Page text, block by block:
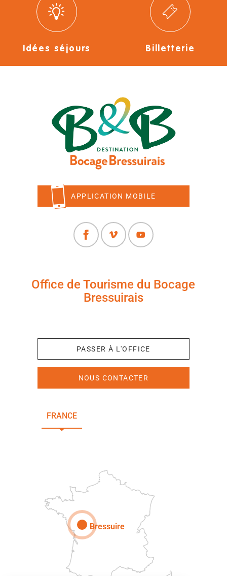
Idées séjours Billetterie
APPLICATION MOBILE
Office de Tourisme du Bocage
Bressuirais
PASSER À L'OFFICE
NOUS CONTACTER
FRANCE
Bressuire